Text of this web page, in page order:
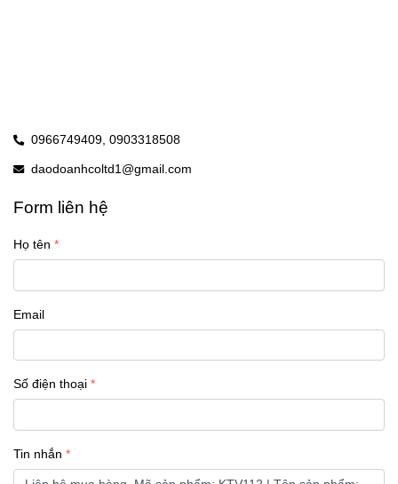
0966749409, 0903318508
daodoanhcoltd1@gmail.com
Form liên hệ
Họ tên
Email
Số điện thoại
Tin nhắn